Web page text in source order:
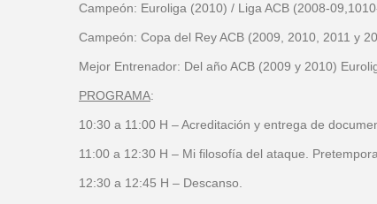
Campeón: Euroliga (2010) / Liga ACB (2008-
Campeón: Copa del Rey ACB (2009, 2010, 2011 y
Mejor Entrenador: Del año ACB (2009 y 2010)
PROGRAMA:
10:30 a 11:00 H – Acreditación y entrega de
11:00 a 12:30 H – Mi filosofía del ataque.
12:30 a 12:45 H – Descanso.